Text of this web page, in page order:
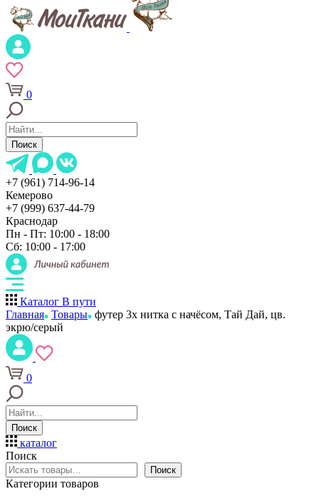
0
Поиск
+7 (961) 714-96-14
Кемерово
+7 (999) 637-44-79
Краснодар
Пн - Пт: 10:00 - 18:00
Сб: 10:00 - 17:00
Каталог В пути
Главная Товары футер 3х нитка с начёсом, Тай Дай, цв.
экрю/серый
0
Поиск
каталог
Поиск
Поиск
Категории товаров